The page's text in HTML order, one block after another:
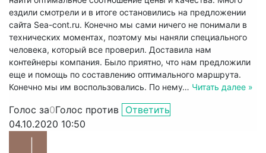
ездили смотрели и в итоге остановились на предложении
сайта Sea-cont.ru. Конечно мы сами ничего не понимали в
технических моментах, поэтому мы наняли специального
человека, который все проверил. Доставила нам
контейнеры компания. Было приятно, что нам предложили
еще и помощь по составлению оптимального маршрута.
Конечно мы им воспользовались. По нему… Читать далее »
Голос за0Голос против Ответить
04.10.2020 10:50